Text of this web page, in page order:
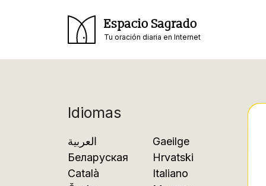
Espacio Sagrado
Tu oración diaria en Internet
Idiomas
العربية
Беларуская
Català
Gaeilge
Hrvatski
Italiano